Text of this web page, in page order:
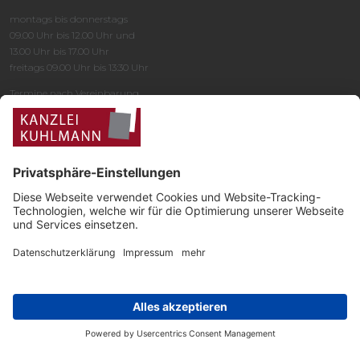
montags bis donnerstags
09.00 Uhr bis 12.00 Uhr und
13.00 Uhr bis 17.00 Uhr
freitags 09.00 Uhr bis 13:30 Uhr
Termine nach Vereinbarung
copyright © 2021. Kanzlei Kuhlmann Rechtsanwaltsgesellschaft mbH. Alle
Rechte vorbehalten.